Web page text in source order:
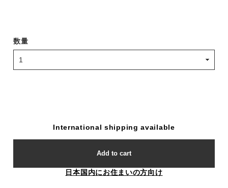
数量
International shipping available
Add to cart
日本国内にお住まいの方向け